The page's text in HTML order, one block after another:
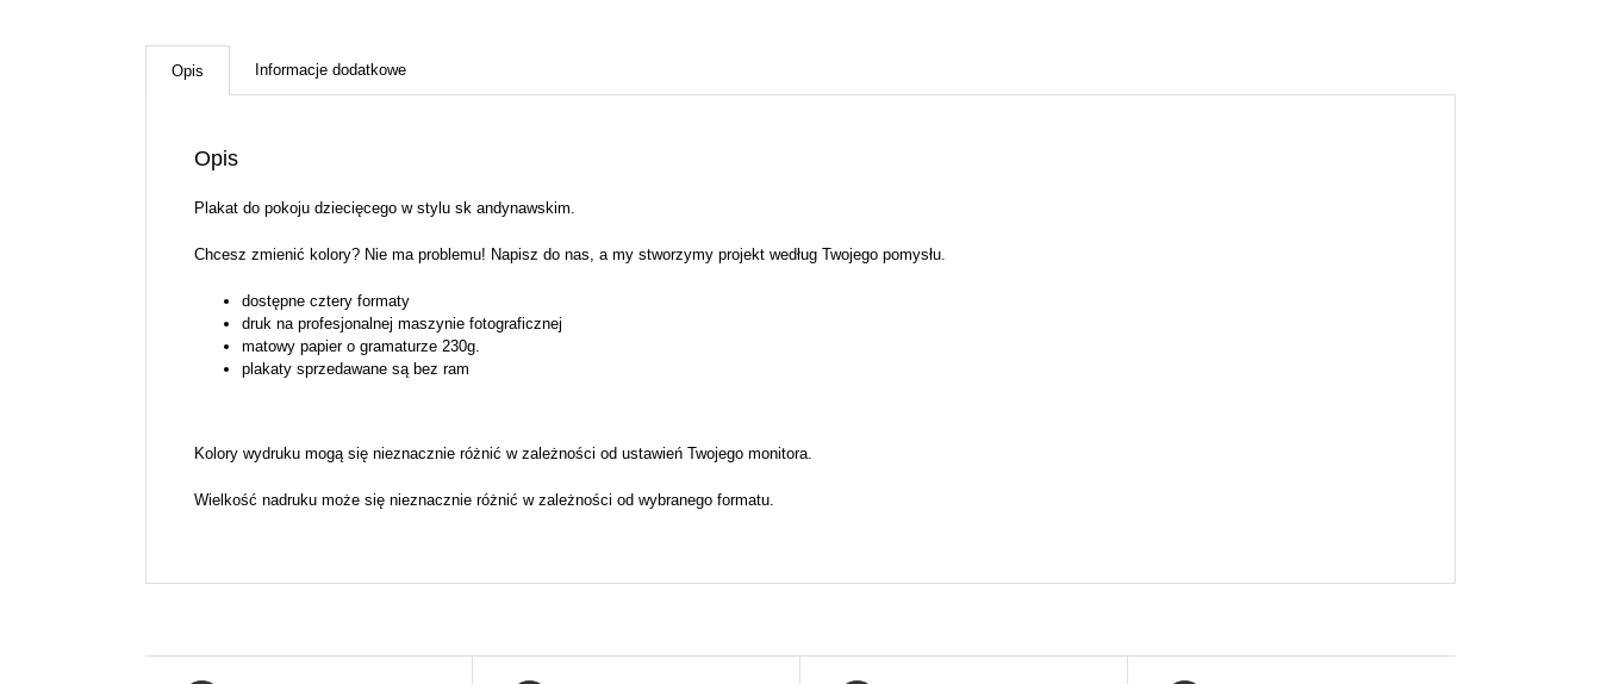
Opis Informacje dodatkowe
Opis
Plakat do pokoju dziecięcego w stylu sk andynawskim.
Chcesz zmienić kolory? Nie ma problemu! Napisz do nas, a my stworzymy projekt według Twojego pomysłu.
dostępne cztery formaty
druk na profesjonalnej maszynie fotograficznej
matowy papier o gramaturze 230g.
plakaty sprzedawane są bez ram
Kolory wydruku mogą się nieznacznie różnić w zależności od ustawień Twojego monitora.
Wielkość nadruku może się nieznacznie różnić w zależności od wybranego formatu.